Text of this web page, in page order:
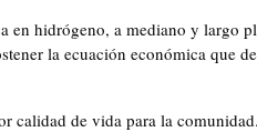
en hidrógeno, a mediano y largo
la ecuación económica que
calidad de vida para la